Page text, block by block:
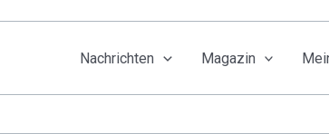
Nachrichten Magazin